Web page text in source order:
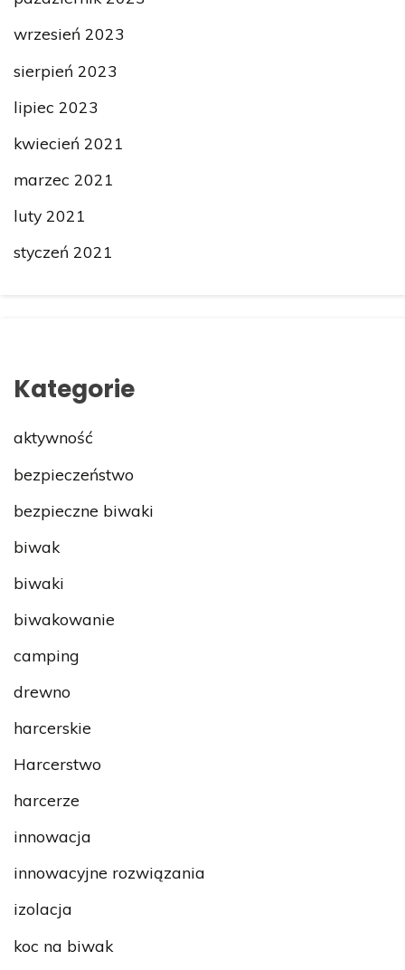
wrzesień 2023
sierpień 2023
lipiec 2023
kwiecień 2021
marzec 2021
luty 2021
styczeń 2021
Kategorie
aktywność
bezpieczeństwo
bezpieczne biwaki
biwak
biwaki
biwakowanie
camping
drewno
harcerskie
Harcerstwo
harcerze
innowacja
innowacyjne rozwiązania
izolacja
koc na biwak